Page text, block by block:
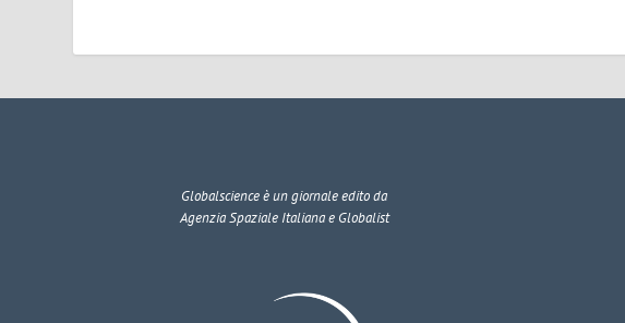
Globalscienceè un giornale edito da
Agenzia Spaziale Italiana e Globalist